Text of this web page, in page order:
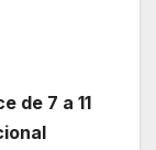
de 7 a 11